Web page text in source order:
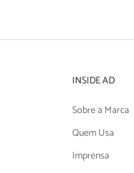
INSIDE AD
Sobre a Marca
Quem Usa
Imprensa